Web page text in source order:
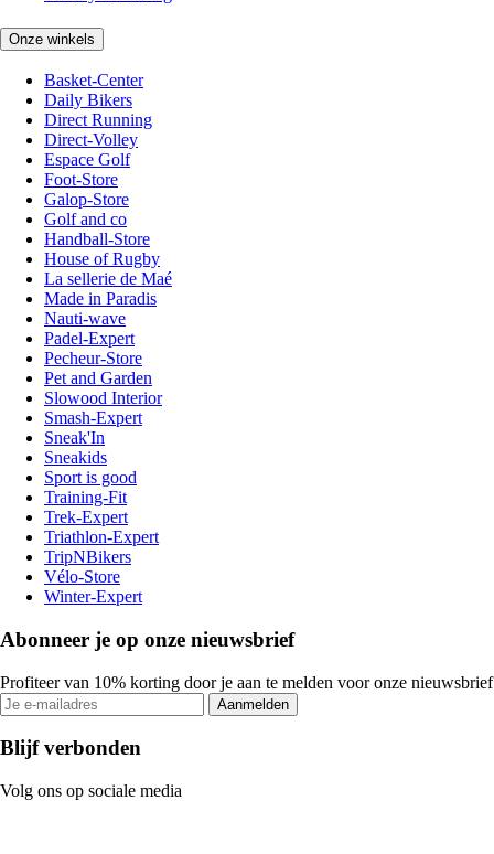
Onze winkels
Basket-Center
Daily Bikers
Direct Running
Direct-Volley
Espace Golf
Foot-Store
Galop-Store
Golf and co
Handball-Store
House of Rugby
La sellerie de Maé
Made in Paradis
Nauti-wave
Padel-Expert
Pecheur-Store
Pet and Garden
Slowood Interior
Smash-Expert
Sneak'In
Sneakids
Sport is good
Training-Fit
Trek-Expert
Triathlon-Expert
TripNBikers
Vélo-Store
Winter-Expert
Abonneer je op onze nieuwsbrief
Profiteer van 10% korting door je aan te melden voor onze nieuwsbrief
Aanmelden
Blijf verbonden
Volg ons op sociale media